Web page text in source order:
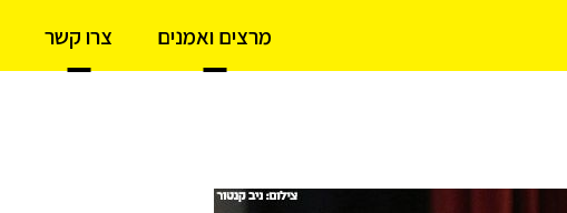
מרצים ואמנים צרו קשר